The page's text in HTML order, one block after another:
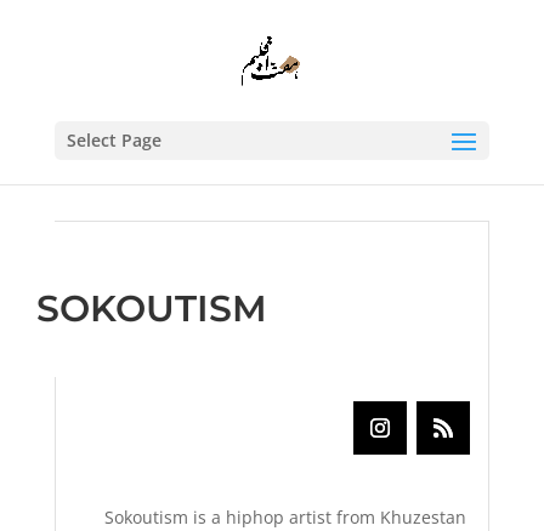
Select Page
SOKOUTISM
Sokoutism is a hiphop artist from Khuzestan